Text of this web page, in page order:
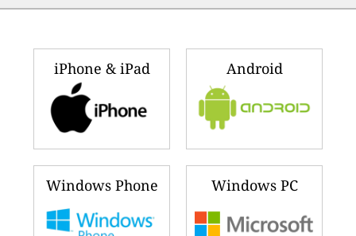
iPhone & iPad Android
Windows Phone Windows PC